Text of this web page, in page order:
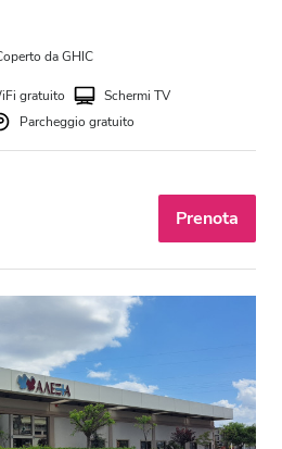
da GHIC
gratuito
Schermi TV
Parcheggio gratuito
Prenota